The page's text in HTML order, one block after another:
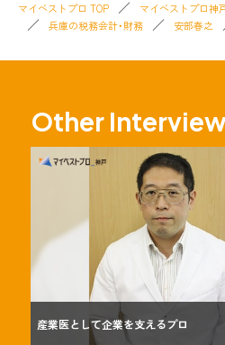
マイベストプロ TOP マイベストプロ神
兵庫の税務会計・財務
安部春之
Other
産業医として企業を支えるプロ